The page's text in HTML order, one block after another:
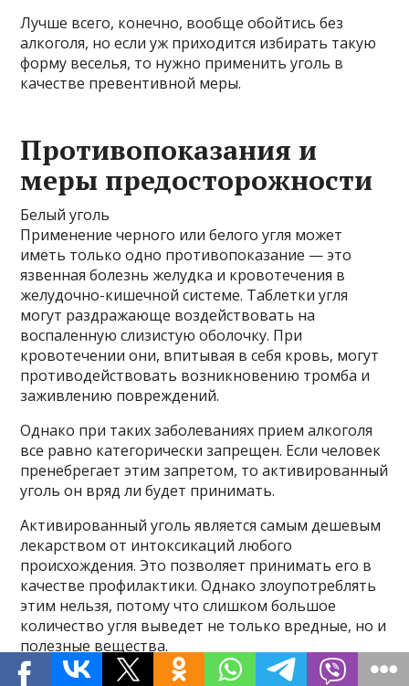
Лучше всего, конечно, вообще обойтись без
алкоголя, но если уж приходится избирать такую
форму веселья, то нужно применить уголь в
качестве превентивной меры.
Противопоказания и
меры предосторожности
Белый уголь
Применение черного или белого угля может
иметь только одно противопоказание — это
язвенная болезнь желудка и кровотечения в
желудочно-кишечной системе. Таблетки угля
могут раздражающе воздействовать на
воспаленную слизистую оболочку. При
кровотечении они, впитывая в себя кровь, могут
противодействовать возникновению тромба и
заживлению повреждений.
Однако при таких заболеваниях прием алкоголя
все равно категорически запрещен. Если человек
пренебрегает этим запретом, то активированный
уголь он вряд ли будет принимать.
Активированный уголь является самым дешевым
лекарством от интоксикаций любого
происхождения. Это позволяет принимать его в
качестве профилактики. Однако злоупотреблять
этим нельзя, потому что слишком большое
количество угля выведет не только вредные, но и
полезные вещества.
https://youtube.com/watch?v=cjnsfS87VPI